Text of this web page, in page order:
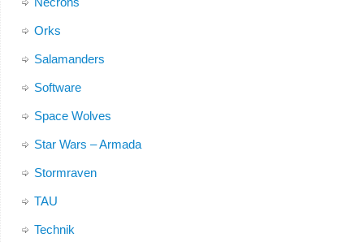
Orks
Salamanders
Software
Space Wolves
Star Wars – Armada
Stormraven
TAU
Technik